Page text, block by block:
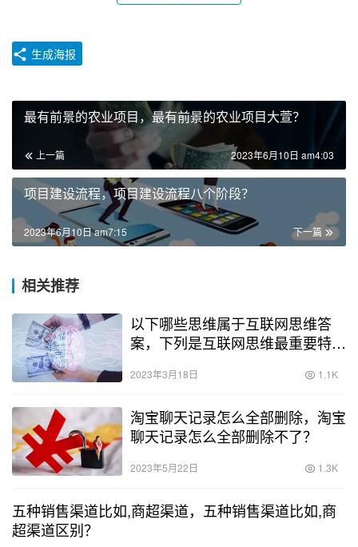
生成海报
最有前景的农业项目，最有前景的农业项目大萱？
上一篇 2023年6月10日 am4:03
项目建设流程，项目建设流程八个阶段？
下一篇
2023年6月10日 am7:15
相关推荐
以下哪些思维属于互联网思维答
案，下列是互联网思维最重要特征
2023年3月18日 1.1K
淘宝聊天记录怎么全部删除，淘宝
聊天记录怎么全部删除不了？
2023年5月22日 1.3K
五种销售渠道比如,商超渠道，五种销售渠道比如,商
超渠道区别？